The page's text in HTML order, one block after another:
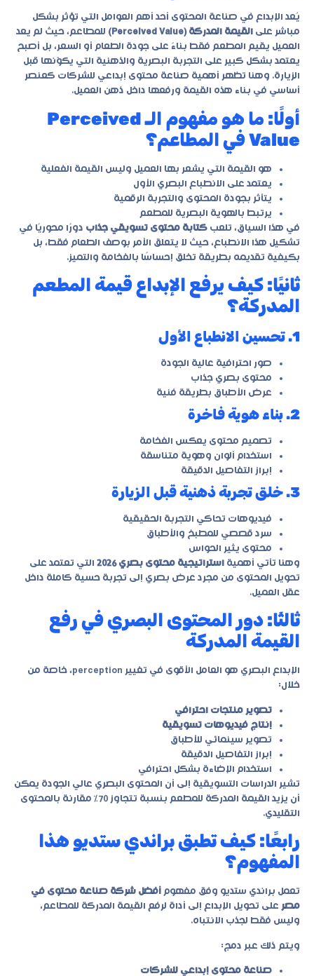
يُعد الإبداع في صناعة المحتوى أحد أهم العوامل التي تؤثر بشكل
مباشر على القيمة المدركة (Perceived Value)
للمطاعم، حيث لم يعد
العميل يقيم المطعم فقط بناءً على جودة الطعام أو السعر، بل أصبح
يعتمد بشكل كبير على التجربة البصرية والذهنية التي يكوّنها قبل
الزيارة. وهنا تظهر أهمية صناعة محتوى إبداعي للشركات كعنصر
أساسي في بناء هذه القيمة ورفعها داخل ذهن العميل.
أولًا: ما هو مفهوم الـ Perceived
Value في المطاعم؟
هو القيمة التي يشعر بها العميل وليس القيمة الفعلية
يعتمد على الانطباع البصري الأول
يتأثر بجودة المحتوى والتجربة الرقمية
يرتبط بالهوية البصرية للمطعم
في هذا السياق، تلعب كتابة محتوى تسويقي جذاب دورًا محوريًا في
تشكيل هذا الانطباع، حيث لا يتعلق الأمر بوصف الطعام فقط، بل
بكيفية تقديمه بطريقة تخلق إحساسًا بالفخامة والتميز.
ثانيًا: كيف يرفع الإبداع قيمة المطعم
المدركة؟
1. تحسين الانطباع الأول
صور احترافية عالية الجودة
محتوى بصري جذاب
عرض الأطباق بطريقة فنية
2. بناء هوية فاخرة
تصميم محتوى يعكس الفخامة
استخدام ألوان وهوية متناسقة
إبراز التفاصيل الدقيقة
3. خلق تجربة ذهنية قبل الزيارة
فيديوهات تحاكي التجربة الحقيقية
سرد قصصي للمطبخ والأطباق
محتوى يثير الحواس
وهنا تأتي أهمية استراتيجية محتوى بصري 2026
التي تعتمد على
تحويل المحتوى من مجرد عرض بصري إلى تجربة حسية كاملة داخل
عقل العميل.
ثالثًا: دور المحتوى البصري في رفع
القيمة المدركة
الإبداع البصري هو العامل الأقوى في تغيير perception، خاصة من
خلال:
تصوير منتجات احترافي
إنتاج فيديوهات تسويقية
تصوير سينمائي للأطباق
إبراز التفاصيل الدقيقة
استخدام الإضاءة بشكل احترافي
تشير الدراسات التسويقية إلى أن المحتوى البصري عالي الجودة يمكن
أن يزيد القيمة المدركة للمطعم بنسبة تتجاوز 70% مقارنة بالمحتوى
التقليدي.
رابعًا: كيف تطبق براندي ستديو هذا
المفهوم؟
تعمل براندي ستديو وفق مفهوم أفضل شركة صناعة محتوى في
مصر على تحويل الإبداع إلى أداة لرفع القيمة المدركة للمطاعم،
وليس فقط لجذب الانتباه.
ويتم ذلك عبر دمج:
صناعة محتوى إبداعي للشركات